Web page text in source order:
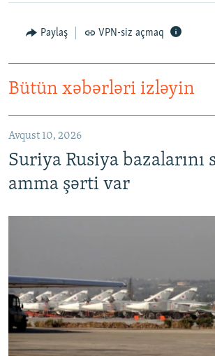
Paylaş VPN-siz açmaq
Bütün xəbərləri izləyin
Avqust 10, 2026
Suriya Rusiya bazalarını
amma şərti var